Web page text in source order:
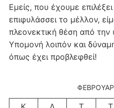
Εμείς, που έχουμε
επιφυλάσσει το μέλλον,
πλεονεκτική θέση από
Υπομονή λοιπόν και
όπως έχει προβλεφθεί!